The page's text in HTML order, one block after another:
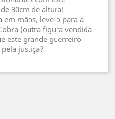
30cm de altura!
em mãos, leve-o para a
(outra figura vendida
este grande guerreiro
justiça?